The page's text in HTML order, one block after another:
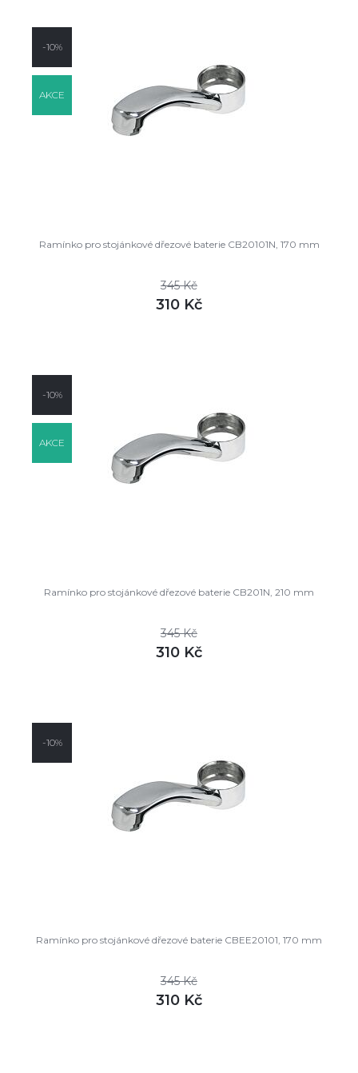
-10%
AKCE
Ramínko pro stojánkové dřezové baterie CB20101N, 170 mm
345 Kč
310 Kč
-10%
AKCE
Ramínko pro stojánkové dřezové baterie CB201N, 210 mm
345 Kč
310 Kč
-10%
Ramínko pro stojánkové dřezové baterie CBEE20101, 170 mm
345 Kč
310 Kč